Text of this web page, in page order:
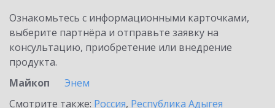
Ознакомьтесь с информационными карточками,
выберите партнёра и отправьте заявку на
консультацию, приобретение или внедрение
продукта.
Майкоп
Энем
Смотрите также: Россия, Республика Адыгея